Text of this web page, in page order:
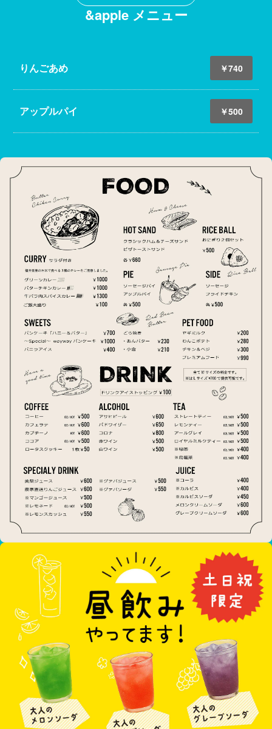
&apple メニュー
りんごあめ ￥740
アップルパイ ￥500